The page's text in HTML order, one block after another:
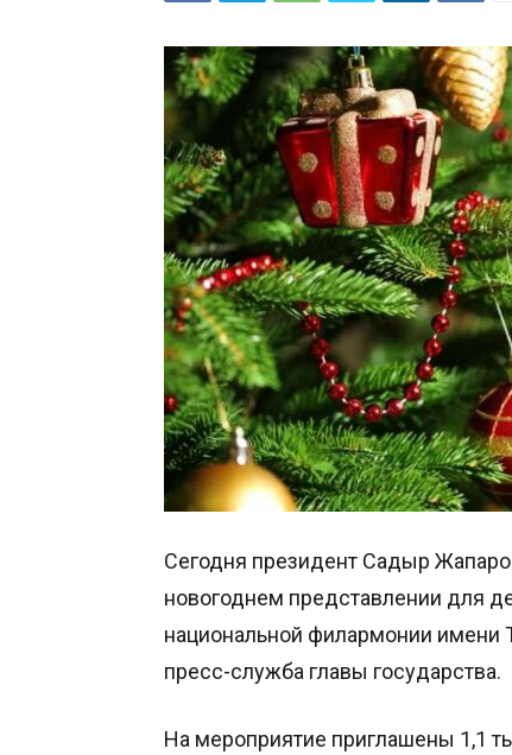
Сегодня президент Садыр
новогоднем представлении для
национальной филармонии имени
пресс-служба главы государства.
На мероприятие приглашены 1,1